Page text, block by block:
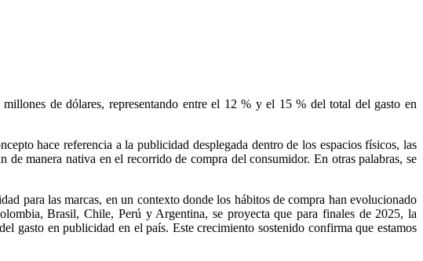
de dólares, representando entre el 12 % y el 15 % del total del gasto en
hace referencia a la publicidad desplegada dentro de los espacios físicos, las
manera nativa en el recorrido de compra del consumidor. En otras palabras, se
para las marcas, en un contexto donde los hábitos de compra han evolucionado
Brasil, Chile, Perú y Argentina, se proyecta que para finales de 2025, la
gasto en publicidad en el país. Este crecimiento sostenido confirma que estamos